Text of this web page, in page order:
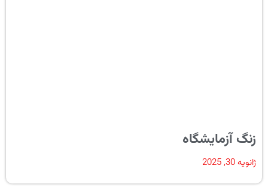
زنگ آزمایشگاه
ژانویه 30, 2025